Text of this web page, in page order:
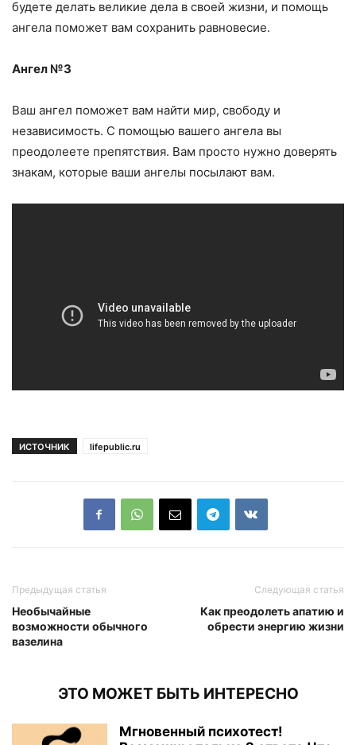
будете делать великие дела в своей жизни, и помощь
ангела поможет вам сохранить равновесие.
Ангел №3
Ваш ангел поможет вам найти мир, свободу и
независимость. С помощью вашего ангела вы
преодолеете препятствия. Вам просто нужно доверять
знакам, которые ваши ангелы посылают вам.
ИСТОЧНИК lifepublic.ru
Предыдущая статья
Необычайные
возможности обычного
вазелина
Следующая статья
Как преодолеть апатию и
обрести энергию жизни
ЭТО МОЖЕТ БЫТЬ ИНТЕРЕСНО
Мгновенный психотест!